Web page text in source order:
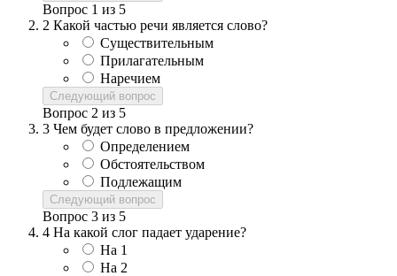
Вопрос 1 из 5
2 Какой частью речи является слово?
Существительным
Прилагательным
Наречием
Следующий вопрос
Вопрос 2 из 5
3 Чем будет слово в предложении?
Определением
Обстоятельством
Подлежащим
Следующий вопрос
Вопрос 3 из 5
4 На какой слог падает ударение?
На 1
На 2